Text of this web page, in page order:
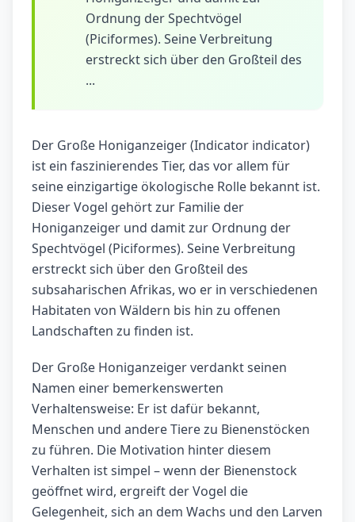
Ordnung der Spechtvögel
(Piciformes). Seine Verbreitung
erstreckt sich über den Großteil des
...
Der Große Honiganzeiger (Indicator indicator)
ist ein faszinierendes Tier, das vor allem für
seine einzigartige ökologische Rolle bekannt ist.
Dieser Vogel gehört zur Familie der
Honiganzeiger und damit zur Ordnung der
Spechtvögel (Piciformes). Seine Verbreitung
erstreckt sich über den Großteil des
subsaharischen Afrikas, wo er in verschiedenen
Habitaten von Wäldern bis hin zu offenen
Landschaften zu finden ist.
Der Große Honiganzeiger verdankt seinen
Namen einer bemerkenswerten
Verhaltensweise: Er ist dafür bekannt,
Menschen und andere Tiere zu Bienenstöcken
zu führen. Die Motivation hinter diesem
Verhalten ist simpel – wenn der Bienenstock
geöffnet wird, ergreift der Vogel die
Gelegenheit, sich an dem Wachs und den Larven